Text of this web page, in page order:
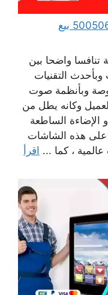
بيع تلفزيونات شاشات الكويت 50050623 بيع
تنافسا واضحا بين
التقنيات
متنوعة تصل 140و 150 بوصة وبأنظمة صوت
وكانه يطل من
و الإضاءة الساطعة
على هذه الشاشات
، كما ... اقرأ